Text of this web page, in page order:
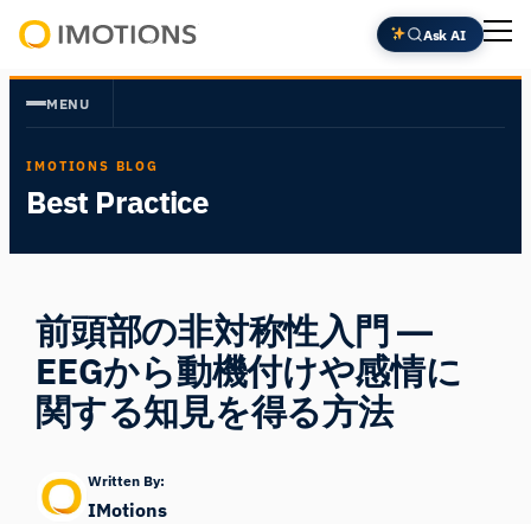
内
容
を
ス
ッ
Insight
Ask AI
MENU
IMOTIONS BLOG
Best Practice
前頭部の非対称性入門 ―
EEGから動機付けや感情に
関する知見を得る方法
Written By:
IMotions